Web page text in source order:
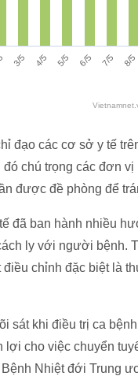
đạo các cơ sở y tế
chú trọng các đơn
được đề phòng để
đã ban hành nhiều
ly với người bệnh.
chỉnh đặc biệt là
sát khi điều trị ca
cho việc chuyển
Nhiệt đới Trung